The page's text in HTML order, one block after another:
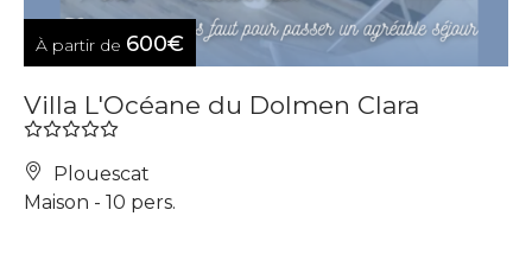
À partir de 600€
Villa L'Océane du Dolmen Clara
Plouescat
Maison - 10 pers.